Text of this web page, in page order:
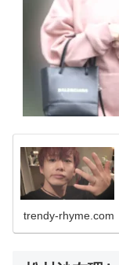
trendy-rhyme.com